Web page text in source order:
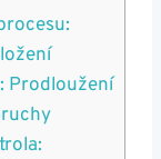
Prodloužení